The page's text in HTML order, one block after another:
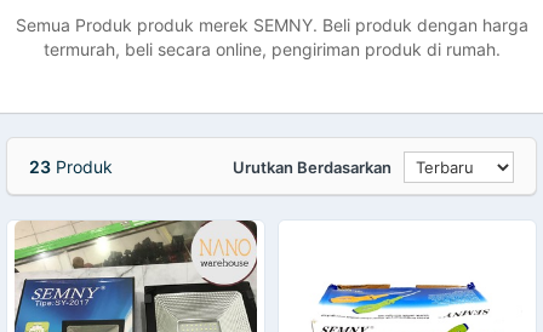
Semua Produk produk merek SEMNY. Beli produk dengan harga
termurah, beli secara online, pengiriman produk di rumah.
23 Produk Urutkan Berdasarkan